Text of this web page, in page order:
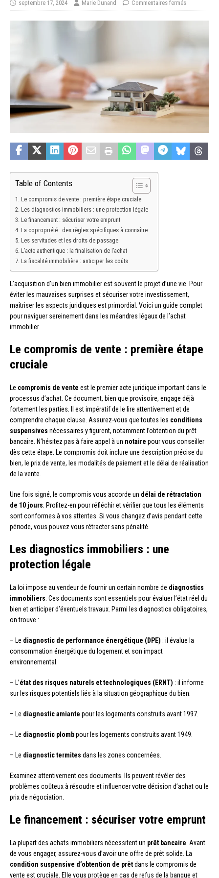
septembre 17, 2024 Marie Dunand Commentaires fermés
Table of Contents
Le compromis de vente : première étape cruciale
Les diagnostics immobiliers : une protection légale
Le financement : sécuriser votre emprunt
La copropriété : des règles spécifiques à connaître
Les servitudes et les droits de passage
L’acte authentique : la finalisation de l’achat
La fiscalité immobilière : anticiper les coûts
L’acquisition d’un bien immobilier est souvent le projet d’une vie. Pour
éviter les mauvaises surprises et sécuriser votre investissement,
maîtriser les aspects juridiques est primordial. Voici un guide complet
pour naviguer sereinement dans les méandres légaux de l’achat
immobilier.
Le compromis de vente : première étape
cruciale
Le compromis de vente est le premier acte juridique important dans le
processus d’achat. Ce document, bien que provisoire, engage déjà
fortement les parties. Il est impératif de le lire attentivement et de
comprendre chaque clause. Assurez-vous que toutes les conditions
suspensives nécessaires y figurent, notamment l’obtention du prêt
bancaire. N’hésitez pas à faire appel à un notaire pour vous conseiller
dès cette étape. Le compromis doit inclure une description précise du
bien, le prix de vente, les modalités de paiement et le délai de réalisation
de la vente.
Une fois signé, le compromis vous accorde un délai de rétractation
de 10 jours. Profitez-en pour réfléchir et vérifier que tous les éléments
sont conformes à vos attentes. Si vous changez d’avis pendant cette
période, vous pouvez vous rétracter sans pénalité.
Les diagnostics immobiliers : une
protection légale
La loi impose au vendeur de fournir un certain nombre de diagnostics
immobiliers. Ces documents sont essentiels pour évaluer l’état réel du
bien et anticiper d’éventuels travaux. Parmi les diagnostics obligatoires,
on trouve :
– Le diagnostic de performance énergétique (DPE) : il évalue la
consommation énergétique du logement et son impact
environnemental.
– L’état des risques naturels et technologiques (ERNT) : il informe
sur les risques potentiels liés à la situation géographique du bien.
– Le diagnostic amiante pour les logements construits avant 1997.
– Le diagnostic plombpour les logements construits avant 1949.
– Le diagnostic termites dans les zones concernées.
Examinez attentivement ces documents. Ils peuvent révéler des
problèmes coûteux à résoudre et influencer votre décision d’achat ou le
prix de négociation.
Le financement : sécuriser votre emprunt
La plupart des achats immobiliers nécessitent un prêt bancaire. Avant
de vous engager, assurez-vous d’avoir une offre de prêt solide. La
condition suspensive d’obtention de prêtdans le compromis de
vente est cruciale. Elle vous protège en cas de refus de la banque et